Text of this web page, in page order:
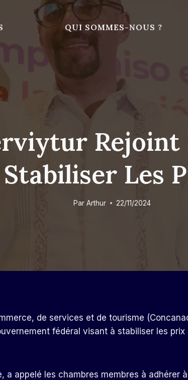
QUI SOMMES-NOUS ?
Rejoint
Stabiliser Les
Par Arthur 22/11/2024
de services et de tourisme
fédéral visant à stabiliser les prix
a appelé les chambres membres à adhérer